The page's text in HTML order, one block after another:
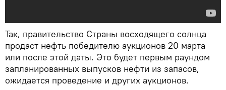
Так, правительство Страны восходящего солнца
продаст нефть победителю аукционов 20 марта
или после этой даты. Это будет первым раундом
запланированных выпусков нефти из запасов,
ожидается проведение и других аукционов.